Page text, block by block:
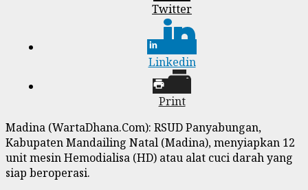
Twitter
Linkedin
Print
Madina (WartaDhana.Com): RSUD Panyabungan,
Kabupaten Mandailing Natal (Madina), menyiapkan 12
unit mesin Hemodialisa (HD) atau alat cuci darah yang
siap beroperasi.